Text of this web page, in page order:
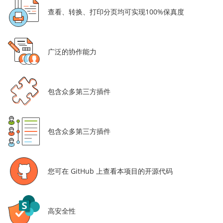
查看、转换、打印分页均可实现100%保真度
广泛的协作能力
包含众多第三方插件
包含众多第三方插件
您可在 GitHub 上查看本项目的开源代码
高安全性